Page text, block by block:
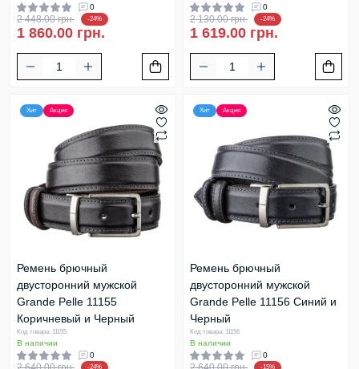
0
2 448.00 грн. -24%
1 860.00 грн.
0
2 130.00 грн. -24%
1 619.00 грн.
Хит Акция
Ремень брючный
двусторонний мужской
Grande Pelle 11155
Коричневый и Черный
Код товара: 11155
В наличии
0
-24%
Хит Акция
Ремень брючный
двусторонний мужской
Grande Pelle 11156 Синий и
Черный
Код товара: 11156
В наличии
0
-15%